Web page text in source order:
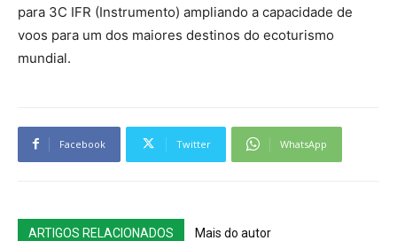
para 3C IFR (Instrumento) ampliando a capacidade de
voos para um dos maiores destinos do ecoturismo
mundial.
Facebook Twitter WhatsApp
ARTIGOS RELACIONADOS Mais do autor